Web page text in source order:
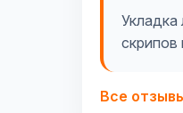
Укладка
скрипов
Все